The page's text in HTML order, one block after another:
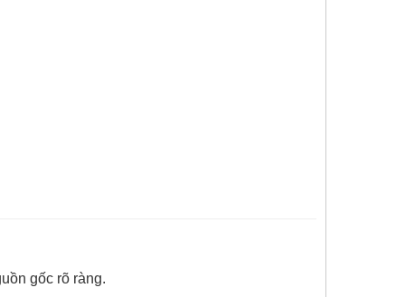
gốc rõ ràng.